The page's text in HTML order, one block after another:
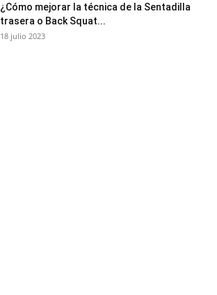
¿Cómo mejorar la técnica de la Sentadilla
trasera o Back Squat...
18 julio 2023